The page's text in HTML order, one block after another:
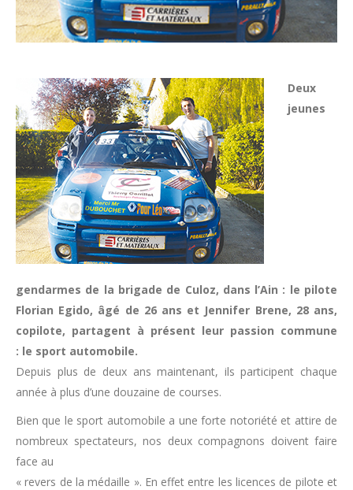
Deux
jeunes
gendarmes de la brigade de Culoz, dans l’Ain : le pilote
Florian Egido, âgé de 26 ans et Jennifer Brene, 28 ans,
copilote, partagent à présent leur passion commune
: le sport automobile.
Depuis plus de deux ans maintenant, ils participent chaque
année à plus d’une douzaine de courses.
Bien que le sport automobile a une forte notoriété et attire de
nombreux spectateurs, nos deux compagnons doivent faire
face au
« revers de la médaille ». En effet entre les licences de pilote et